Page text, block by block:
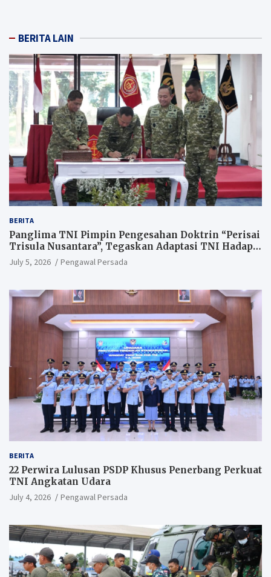
BERITA LAIN
BERITA
Panglima TNI Pimpin Pengesahan Doktrin “Perisai
Trisula Nusantara”, Tegaskan Adaptasi TNI Hadapi
Perang Modern
July 5, 2026 Pengawal Persada
BERITA
22 Perwira Lulusan PSDP Khusus Penerbang Perkuat
TNI Angkatan Udara
July 4, 2026 Pengawal Persada